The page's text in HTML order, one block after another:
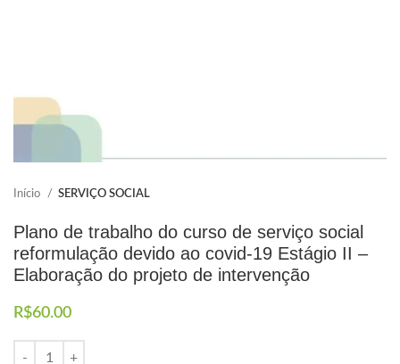
Início SERVIÇO SOCIAL
Plano de trabalho do curso de serviço social
reformulação devido ao covid-19 Estágio II –
Elaboração do projeto de intervenção
R$60.00